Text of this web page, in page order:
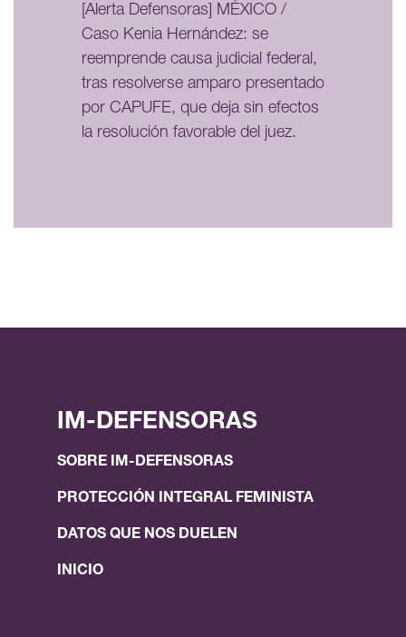
[Alerta Defensoras] MÉXICO /
Caso Kenia Hernández: se
reemprende causa judicial federal,
tras resolverse amparo presentado
por CAPUFE, que deja sin efectos
la resolución favorable del juez.
IM-DEFENSORAS
SOBRE IM-DEFENSORAS
PROTECCIÓN INTEGRAL FEMINISTA
DATOS QUE NOS DUELEN
INICIO